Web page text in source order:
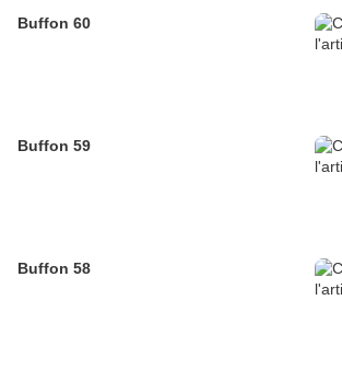
Buffon 60
Buffon 59
Buffon 58